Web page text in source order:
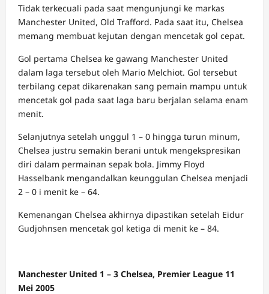
Tidak terkecuali pada saat mengunjungi ke markas
Manchester United, Old Trafford. Pada saat itu, Chelsea
memang membuat kejutan dengan mencetak gol cepat.
Gol pertama Chelsea ke gawang Manchester United
dalam laga tersebut oleh Mario Melchiot. Gol tersebut
terbilang cepat dikarenakan sang pemain mampu untuk
mencetak gol pada saat laga baru berjalan selama enam
menit.
Selanjutnya setelah unggul 1 – 0 hingga turun minum,
Chelsea justru semakin berani untuk mengekspresikan
diri dalam permainan sepak bola. Jimmy Floyd
Hasselbank mengandalkan keunggulan Chelsea menjadi
2 – 0 i menit ke – 64.
Kemenangan Chelsea akhirnya dipastikan setelah Eidur
Gudjohnsen mencetak gol ketiga di menit ke – 84.
Manchester United 1 – 3 Chelsea, Premier League 11
Mei 2005